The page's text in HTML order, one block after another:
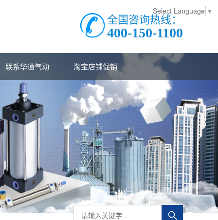
全国咨询热线：
400-150-1100
联系华通气动 淘宝店铺促销
Select Language ▼